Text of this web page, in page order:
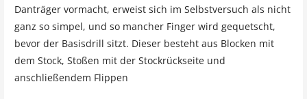
Danträger vormacht, erweist sich im Selbstversuch als nicht
ganz so simpel, und so mancher Finger wird gequetscht,
bevor der Basisdrill sitzt. Dieser besteht aus Blocken mit
dem Stock, Stoßen mit der Stockrückseite und
anschließendem Flippen